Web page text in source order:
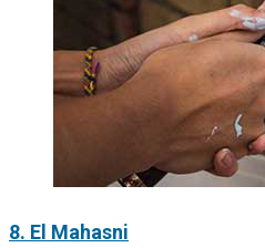
8. El Mahasni